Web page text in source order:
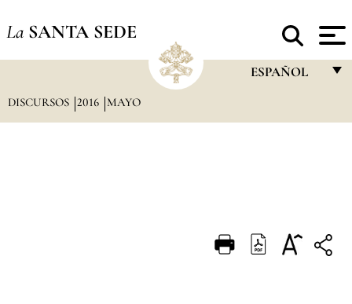
La SANTA SEDE
ESPAÑOL
DEUTSCH
DISCURSOS 2016 MAYO